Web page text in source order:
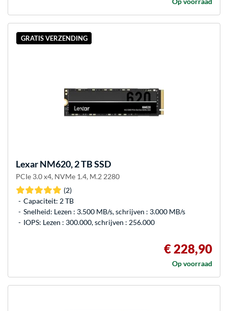
GRATIS VERZENDING
LexarNM620, 2 TB SSD
PCIe 3.0 x4, NVMe 1.4, M.2 2280
(2)
Capaciteit: 2 TB
Snelheid: Lezen : 3.500 MB/s, schrijven : 3.000 MB/s
IOPS: Lezen : 300.000, schrijven : 256.000
€ 228,90
Op voorraad